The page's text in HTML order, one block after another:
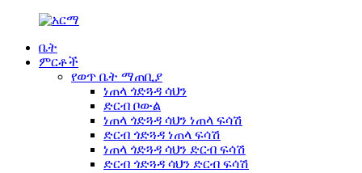
ቤት
ምርቶች
የወጥ ቤት ማጠቢያ
ነጠላ ጎድጓዳ ሳህን
ድርብ ቦውል
ነጠላ ጎድጓዳ ሳህን ነጠላ ፍሳሽ
ድርብ ጎድጓዳ ነጠላ ፍሳሽ
ነጠላ ጎድጓዳ ሳህን ድርብ ፍሳሽ
ድርብ ጎድጓዳ ሳህን ድርብ ፍሳሽ